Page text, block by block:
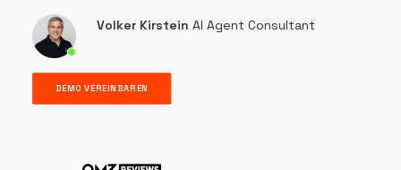
Volker Kirstein AI Agent Consultant
DEMO VEREINBAREN